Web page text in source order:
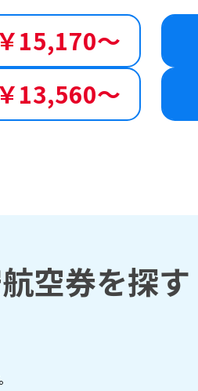
￥15,170～
￥13,560～
空券を探す